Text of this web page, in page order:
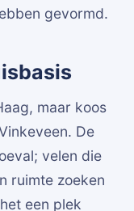
gevormd.
maar koos
De
velen die
ruimte zoeken
een plek